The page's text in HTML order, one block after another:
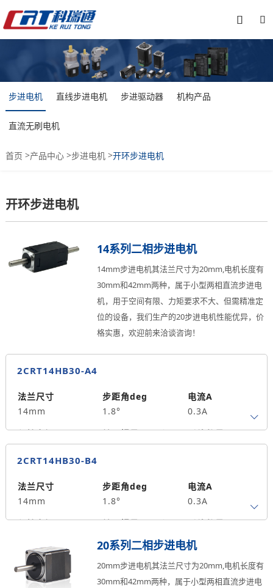


步进电机 直线步进电机 步进驱动器 机构产品
直流无刷电机
首页 >产品中心>步进电机>开环步进电机
开环步进电机
14系列二相步进电机
14mm步进电机其法兰尺寸为20mm,电机长度有
30mm和42mm两种，属于小型两相直流步进电
机，用于空间有限、力矩要求不大、但需精准定
位的设备，我们生产的20步进电机性能优异，价
格实惠，欢迎前来洽谈咨询！
2CRT14HB30-A4
法兰尺寸
14mm
步距角deg
1.8°
电流A
0.3A
保持力矩N.m
0.0058
转子惯量g.cm²
2
引线数量
4
4
单出轴
30
重量kg
0.03
2CRT14HB30-B4
法兰尺寸
14mm
步距角deg
1.8°
电流A
0.3A
保持力矩N.m
转子惯量g.cm²
引线数量
4
轴径
4
出轴方式
双出轴
马达长度mm
30
20系列二相步进电机
20mm步进电机其法兰尺寸为20mm,电机长度有
30mm和42mm两种，属于小型两相直流步进电